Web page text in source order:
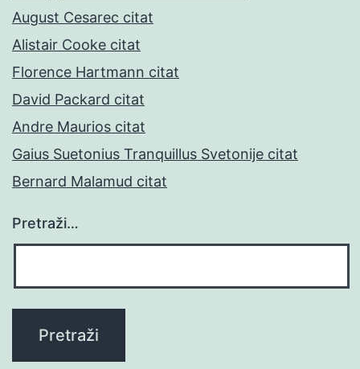
August Cesarec citat
Alistair Cooke citat
Florence Hartmann citat
David Packard citat
Andre Maurios citat
Gaius Suetonius Tranquillus Svetonije citat
Bernard Malamud citat
Pretraži…